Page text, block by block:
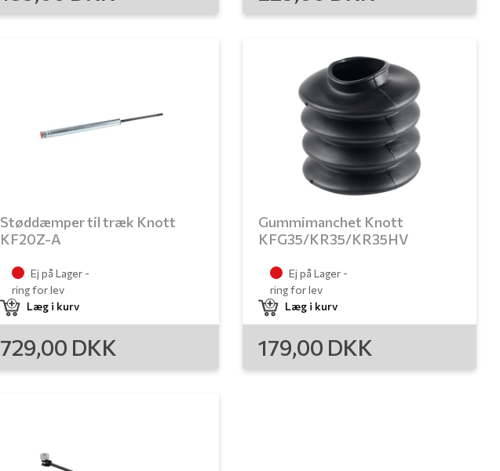
Støddæmper til træk Knott
KF20Z-A
Ej på Lager -
ring for lev
Læg i kurv
729,00 DKK
Gummimanchet Knott
KFG35/KR35/KR35HV
Ej på Lager -
ring for lev
Læg i kurv
179,00 DKK